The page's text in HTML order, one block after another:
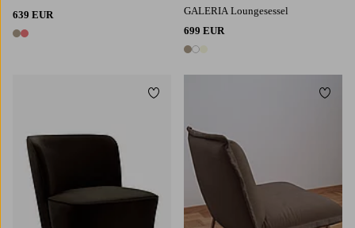
639 EUR
2 Farben
GALERIA Loungesessel
699 EUR
3 Farben
Zu Favoriten hinzufügen Zu